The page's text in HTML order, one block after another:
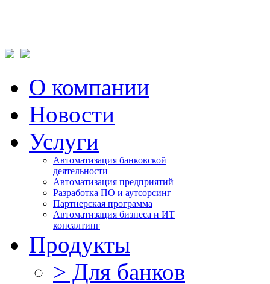
О компании
Новости
Услуги
Автоматизация банковской
деятельности
Автоматизация предприятий
Разработка ПО и аутсорсинг
Партнерская программа
Автоматизация бизнеса и ИТ
консалтинг
Продукты
> Для банков